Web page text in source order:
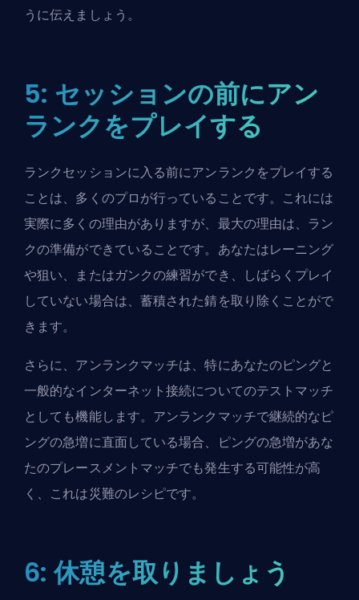
うに伝えましょう。
5: セッションの前にアン
ランクをプレイする
ランクセッションに入る前にアンランクをプレイする
ことは、多くのプロが行っていることです。これには
実際に多くの理由がありますが、最大の理由は、 ラン
クの準備ができていることです。あなたはレーニング
や狙い、またはガンクの練習ができ、しばらくプレイ
していない場合は、蓄積された錆を取り除くことがで
きます。
さらに、アンランクマッチは、特にあなたのピングと
一般的なインターネット接続についてのテストマッチ
としても機能します。アンランクマッチで継続的なピ
ングの急増に直面している場合、ピングの急増があな
たのプレースメントマッチでも発生する可能性が高
く、これは災難のレシピです。
6: 休憩を取りましょう